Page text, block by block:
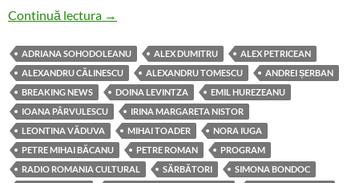
Continuă lectura Sărbători fără breaking news la Radio
→
ADRIANA SOHODOLEANU ALEX DUMITRU
ALEX PETRICEAN
ALEXANDRU CĂLINESCU
ALEXANDRU TOMESCU
ANDREI ȘERBAN
BREAKING NEWS
DOINA LEVINTZA
EMIL HUREZEANU
IOANA PÂRVULESCU
IRINA MARGARETA NISTOR
LEONTINA VĂDUVA
MIHAI TOADER
NORA IUGA
PETRE MIHAI BĂCANU
PETRE ROMAN
PROGRAM
RADIO ROMANIA CULTURAL
SĂRBĂTORI
SIMONA BONDOC